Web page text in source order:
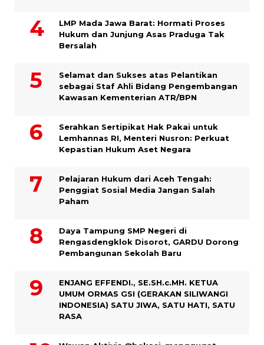
LMP Mada Jawa Barat: Hormati Proses
Hukum dan Junjung Asas Praduga Tak
Bersalah
Selamat dan Sukses atas Pelantikan
sebagai Staf Ahli Bidang Pengembangan
Kawasan Kementerian ATR/BPN
Serahkan Sertipikat Hak Pakai untuk
Lemhannas RI, Menteri Nusron: Perkuat
Kepastian Hukum Aset Negara
Pelajaran Hukum dari Aceh Tengah:
Penggiat Sosial Media Jangan Salah
Paham
Daya Tampung SMP Negeri di
Rengasdengklok Disorot, GARDU Dorong
Pembangunan Sekolah Baru
ENJANG EFFENDI., SE.SH.c.MH. KETUA
UMUM ORMAS GSI (GERAKAN SILIWANGI
INDONESIA) SATU JIWA, SATU HATI, SATU
RASA